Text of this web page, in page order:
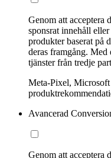
Genom att acceptera
sponsrat innehåll
produkter baserat på
deras framgång.
tjänster från tredje
Meta-Pixel,
Avancerad
Genom att acceptera